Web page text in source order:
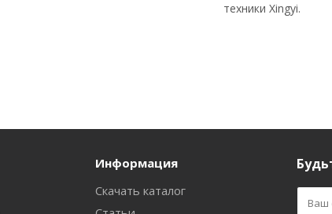
техники Xingyi.
Информация
Скачать каталог